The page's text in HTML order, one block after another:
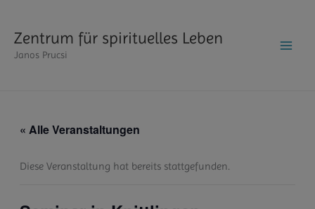
springen
Zentrum für spirituelles Leben
Janos Prucsi
« Alle Veranstaltungen
Diese Veranstaltung hat bereits stattgefunden.